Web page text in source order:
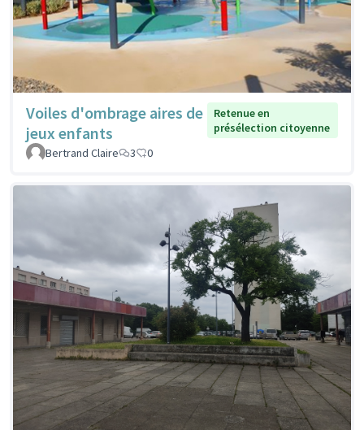
Voiles d'ombrage aires de
jeux enfants
Retenue en
présélection citoyenne
Bertrand Claire
3 0